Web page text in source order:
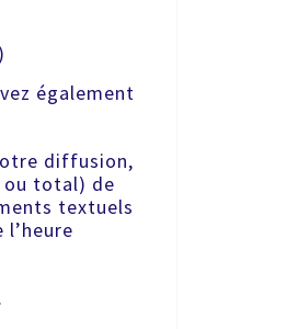
)
également
diffusion,
ou total) de
textuels
.